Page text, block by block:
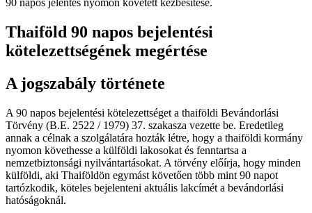
90 napos jelentés nyomon követett kézbesítése.
Thaiföld 90 napos bejelentési
kötelezettségének megértése
A jogszabály története
A 90 napos bejelentési kötelezettséget a thaiföldi Bevándorlási
Törvény (B.E. 2522 / 1979) 37. szakasza vezette be. Eredetileg
annak a célnak a szolgálatára hozták létre, hogy a thaiföldi kormány
nyomon követhesse a külföldi lakosokat és fenntartsa a
nemzetbiztonsági nyilvántartásokat. A törvény előírja, hogy minden
külföldi, aki Thaiföldön egymást követően több mint 90 napot
tartózkodik, köteles bejelenteni aktuális lakcímét a bevándorlási
hatóságoknál.